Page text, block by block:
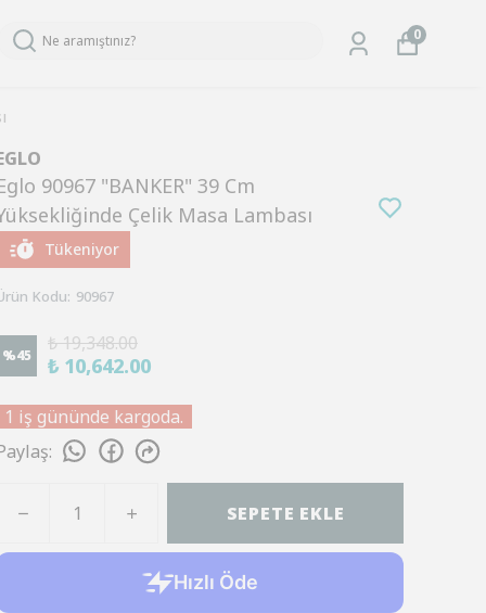
0
90967 "BANKER" 39 Cm
Çelik Masa Lambası
Tükeniyor
Kodu: 90967
%45
₺ 19,348.00
₺ 10,642.00
iş gününde kargoda.
:
SEPETE EKLE